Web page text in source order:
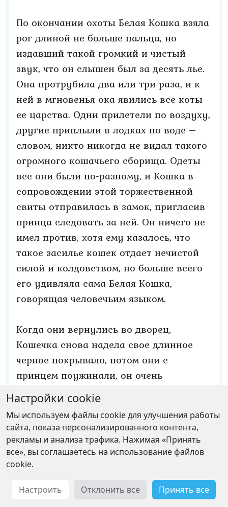
По окончании охоты Белая Кошка взяла
рог длиной не больше пальца, но
издавший такой громкий и чистый
звук, что он слышен был за десять лье.
Она протрубила два или три раза, и к
ней в мгновенья ока явились все коты
ее царства. Одни прилетели по воздуху,
другие приплыли в лодках по воде –
словом, никто никогда не видал такого
огромного кошачьего сборища. Одеты
все они были по-разному, и Кошка в
сопровождении этой торжественной
свиты отправилась в замок, пригласив
принца следовать за ней. Он ничего не
имел против, хотя ему казалось, что
такое засилье кошек отдает нечистой
силой и колдовством, но больше всего
его удивляла сама Белая Кошка,
говорящая человечьим языком.
Когда они вернулись во дворец,
Кошечка снова надела свое длинное
черное покрывало, потом они с
принцем поужинали, он очень
проголодался и ел с большим
аппетитом. Подали напитки, принц с
удовольствием выпил вина и тотчас
забыл о маленькой собачке, которую
должен был привести королю. Теперь
он хотел только одного – мурлыкать с
Белой Кошкой, иными словами – не
отходить от нее ни на шаг. Они
Настройки cookie
Мы используем файлы cookie для улучшения работы
сайта, показа персонализированного контента,
рекламы и анализа трафика. Нажимая «Принять
все», вы соглашаетесь на использование файлов
cookie.
Настроить Отклонить все Принять все